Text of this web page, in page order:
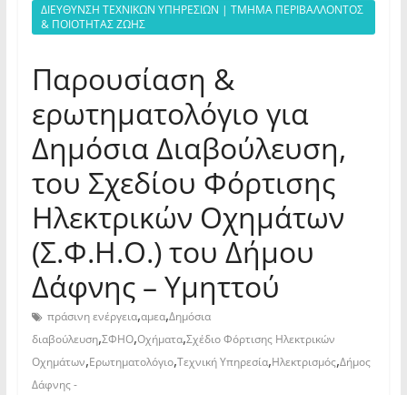
ΔΙΕΥΘΥΝΣΗ ΤΕΧΝΙΚΩΝ ΥΠΗΡΕΣΙΩΝ | ΤΜΗΜΑ ΠΕΡΙΒΑΛΛΟΝΤΟΣ
& ΠΟΙΟΤΗΤΑΣ ΖΩΗΣ
Παρουσίαση &
ερωτηματολόγιο για
Δημόσια Διαβούλευση,
του Σχεδίου Φόρτισης
Ηλεκτρικών Οχημάτων
(Σ.Φ.Η.Ο.) του Δήμου
Δάφνης – Υμηττού
πράσινη ενέργεια,αμεα,Δημόσια
διαβούλευση,ΣΦΗΟ,Οχήματα,Σχέδιο Φόρτισης Ηλεκτρικών
Οχημάτων,Ερωτηματολόγιο,Τεχνική Υπηρεσία,Ηλεκτρισμός,Δήμος
Δάφνης -